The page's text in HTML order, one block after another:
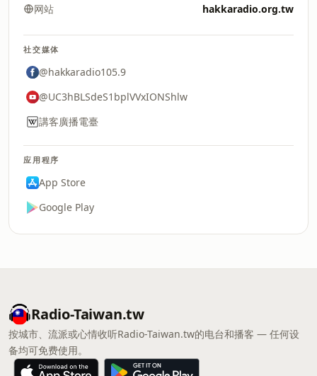
网站 hakkaradio.org.tw
社交媒体
@hakkaradio105.9
@UC3hBLSdeS1bplVVxIONShlw
講客廣播電臺
应用程序
App Store
Google Play
Radio-Taiwan.tw
按城市、流派或心情收听Radio-Taiwan.tw的电台和播客 — 任何设
备均可免费使用。